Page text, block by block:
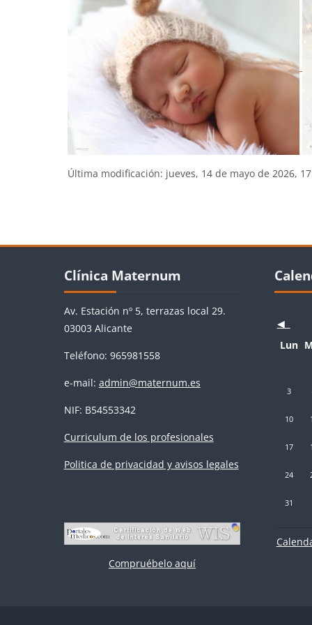
Última modificación: jueves, 14 de mayo de 2026,
Bloques
Clínica Maternum
Av. Estación nº 5, terrazas local 29.
03003 Alicante
Teléfono: 965981558
e-mail: admin@maternum.es
NIF: B54553342
Curriculum de los profesionales
Politica de privacidad y avisos legales
Compruébelo aquí
◀︎
Lunes
Lun
Sin
3
Sin
10
Sin
17
Sin
24
Sin
31